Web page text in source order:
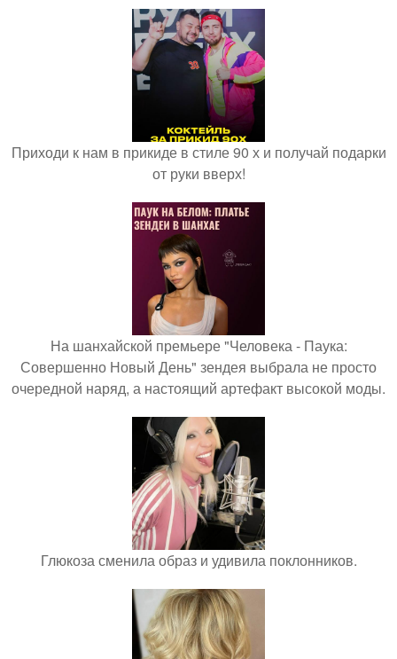
Приходи к нам в прикиде в стиле 90 х и получай подарки
от руки вверх!
На шанхайской премьере "Человека - Паука:
Совершенно Новый День" зендея выбрала не просто
очередной наряд, а настоящий артефакт высокой моды.
Глюкоза сменила образ и удивила поклонников.